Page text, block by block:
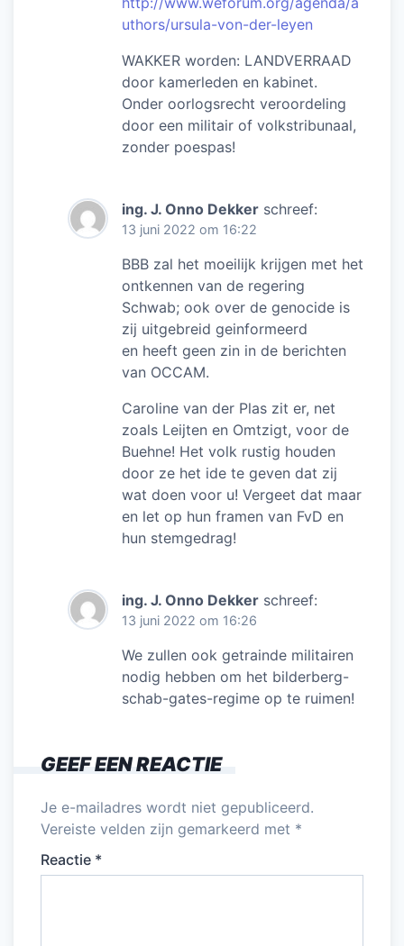
uthors/ursula-von-der-leyen
WAKKER worden: LANDVERRAAD
door kamerleden en kabinet.
Onder oorlogsrecht veroordeling
door een militair of volkstribunaal,
zonder poespas!
ing. J. Onno Dekker schreef:
13 juni 2022 om 16:22
BBB zal het moeilijk krijgen met het
ontkennen van de regering
Schwab; ook over de genocide is
zij uitgebreid geinformeerd
en heeft geen zin in de berichten
van OCCAM.
Caroline van der Plas zit er, net
zoals Leijten en Omtzigt, voor de
Buehne! Het volk rustig houden
door ze het ide te geven dat zij
wat doen voor u! Vergeet dat maar
en let op hun framen van FvD en
hun stemgedrag!
ing. J. Onno Dekker schreef:
13 juni 2022 om 16:26
We zullen ook getrainde militairen
nodig hebben om het bilderberg-
schab-gates-regime op te ruimen!
GEEF EEN REACTIE
Je e-mailadres wordt niet gepubliceerd.
Vereiste velden zijn gemarkeerd met *
Reactie *